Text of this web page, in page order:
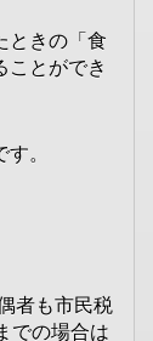
ときの「食
ことができ
。
者も市民税
での場合は